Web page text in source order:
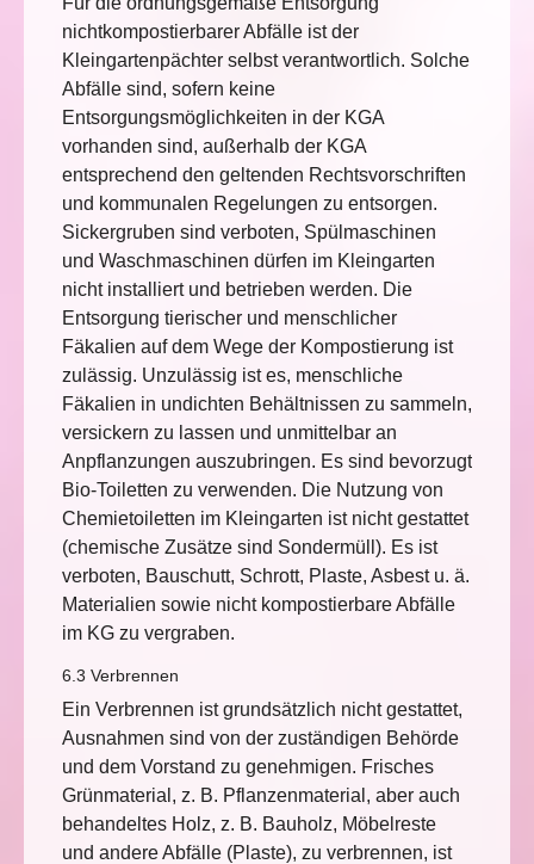
nichtkompostierbarer Abfälle ist der
Kleingartenpächter selbst verantwortlich. Solche
Abfälle sind, sofern keine
Entsorgungsmöglichkeiten in der KGA
vorhanden sind, außerhalb der KGA
entsprechend den geltenden Rechtsvorschriften
und kommunalen Regelungen zu entsorgen.
Sickergruben sind verboten, Spülmaschinen
und Waschmaschinen dürfen im Kleingarten
nicht installiert und betrieben werden. Die
Entsorgung tierischer und menschlicher
Fäkalien auf dem Wege der Kompostierung ist
zulässig. Unzulässig ist es, menschliche
Fäkalien in undichten Behältnissen zu sammeln,
versickern zu lassen und unmittelbar an
Anpflanzungen auszubringen. Es sind bevorzugt
Bio-Toiletten zu verwenden. Die Nutzung von
Chemietoiletten im Kleingarten ist nicht gestattet
(chemische Zusätze sind Sondermüll). Es ist
verboten, Bauschutt, Schrott, Plaste, Asbest u. ä.
Materialien sowie nicht kompostierbare Abfälle
im KG zu vergraben.
6.3 Verbrennen
Ein Verbrennen ist grundsätzlich nicht gestattet,
Ausnahmen sind von der zuständigen Behörde
und dem Vorstand zu genehmigen. Frisches
Grünmaterial, z. B. Pflanzenmaterial, aber auch
behandeltes Holz, z. B. Bauholz, Möbelreste
und andere Abfälle (Plaste), zu verbrennen, ist